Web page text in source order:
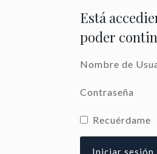
Está
poder
Nombre de
Contraseña
Recuérdame